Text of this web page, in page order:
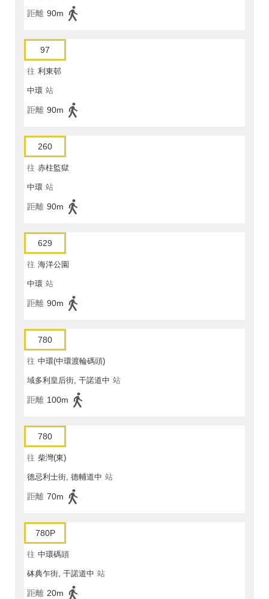
距離 90m
97
往 利東邨
中環 站
距離 90m
260
往 赤柱監獄
中環 站
距離 90m
629
往 海洋公園
中環 站
距離 90m
780
往 中環(中環渡輪碼頭)
域多利皇后街, 干諾道中 站
距離 100m
780
往 柴灣(東)
德忌利士街, 德輔道中 站
距離 70m
780P
往 中環碼頭
砵典乍街, 干諾道中 站
距離 20m